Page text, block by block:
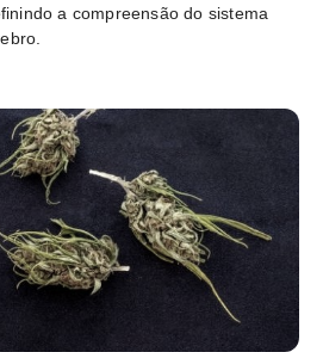
a compreensão do sistema